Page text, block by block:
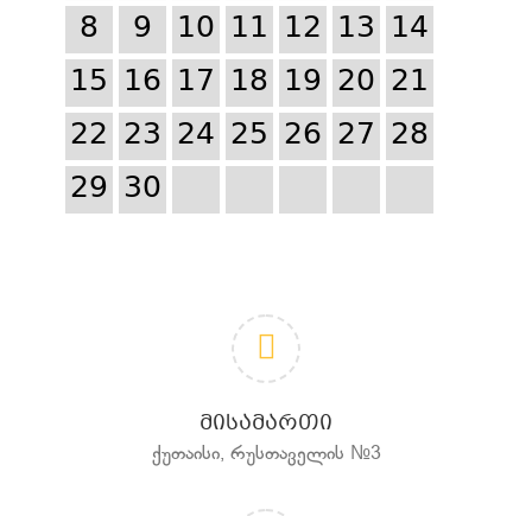
8
9 10 11 12 13 14
15 16 17 18 19 20 21
22 23 24 25 26 27 28
29 30
ᲛᲘᲡᲐᲛᲐᲠᲗᲘ
ქუთაისი, რუსთაველის №3